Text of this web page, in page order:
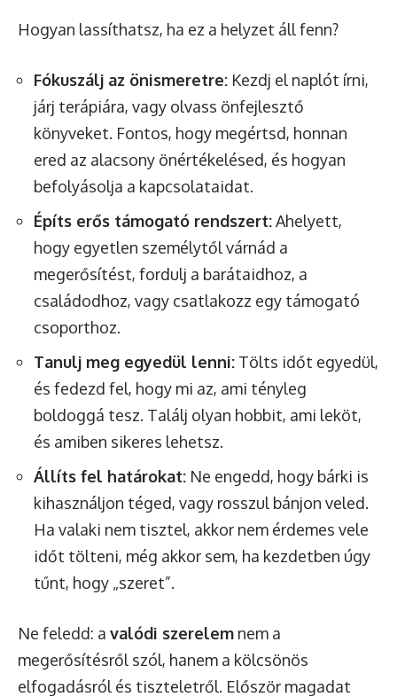
Hogyan lassíthatsz, ha ez a helyzet áll fenn?
Fókuszálj az önismeretre: Kezdj el naplót írni,
járj terápiára, vagy olvass önfejlesztő
könyveket. Fontos, hogy megértsd, honnan
ered az alacsony önértékelésed, és hogyan
befolyásolja a kapcsolataidat.
Építs erős támogató rendszert:Ahelyett,
hogy egyetlen személytől várnád a
megerősítést, fordulj a barátaidhoz, a
családodhoz, vagy csatlakozz egy támogató
csoporthoz.
Tanulj meg egyedül lenni: Tölts időt egyedül,
és fedezd fel, hogy mi az, ami tényleg
boldoggá tesz. Találj olyan hobbit, ami leköt,
és amiben sikeres lehetsz.
Állíts fel határokat: Ne engedd, hogy bárki is
kihasználjon téged, vagy rosszul bánjon veled.
Ha valaki nem tisztel, akkor nem érdemes vele
időt tölteni, még akkor sem, ha kezdetben úgy
tűnt, hogy „szeret”.
Ne feledd: a valódi szerelem nem a
megerősítésről szól, hanem a kölcsönös
elfogadásról és tiszteletről. Először magadat